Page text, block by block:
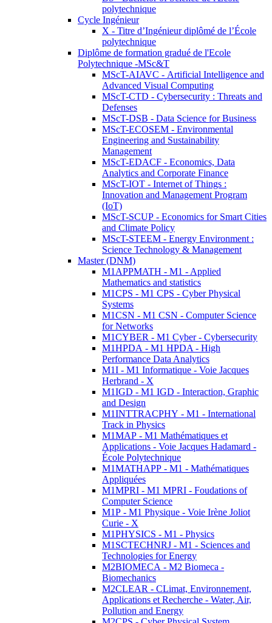
polytechnique
Cycle Ingénieur
X - Titre d’Ingénieur diplômé de l’École
polytechnique
Diplôme de formation gradué de l'Ecole
Polytechnique -MSc&T
MScT-AIAVC - Artificial Intelligence and
Advanced Visual Computing
MScT-CTD - Cybersecurity : Threats and
Defenses
MScT-DSB - Data Science for Business
MScT-ECOSEM - Environmental
Engineering and Sustainability
Management
MScT-EDACF - Economics, Data
Analytics and Corporate Finance
MScT-IOT - Internet of Things :
Innovation and Management Program
(IoT)
MScT-SCUP - Economics for Smart Cities
and Climate Policy
MScT-STEEM - Energy Environment :
Science Technology & Management
Master (DNM)
M1APPMATH - M1 - Applied
Mathematics and statistics
M1CPS - M1 CPS - Cyber Physical
Systems
M1CSN - M1 CSN - Computer Science
for Networks
M1CYBER - M1 Cyber - Cybersecurity
M1HPDA - M1 HPDA - High
Performance Data Analytics
M1I - M1 Informatique - Voie Jacques
Herbrand - X
M1IGD - M1 IGD - Interaction, Graphic
and Design
M1INTTRACPHY - M1 - International
Track in Physics
M1MAP - M1 Mathématiques et
Applications - Voie Jacques Hadamard -
École Polytechnique
M1MATHAPP - M1 - Mathématiques
Appliquées
M1MPRI - M1 MPRI - Foudations of
Computer Science
M1P - M1 Physique - Voie Irène Joliot
Curie - X
M1PHYSICS - M1 - Physics
M1SCTECHNRJ - M1 - Sciences and
Technologies for Energy
M2BIOMECA - M2 Biomeca -
Biomechanics
M2CLEAR - CLimat, Environnement,
Applications et Recherche - Water, Air,
Pollution and Energy